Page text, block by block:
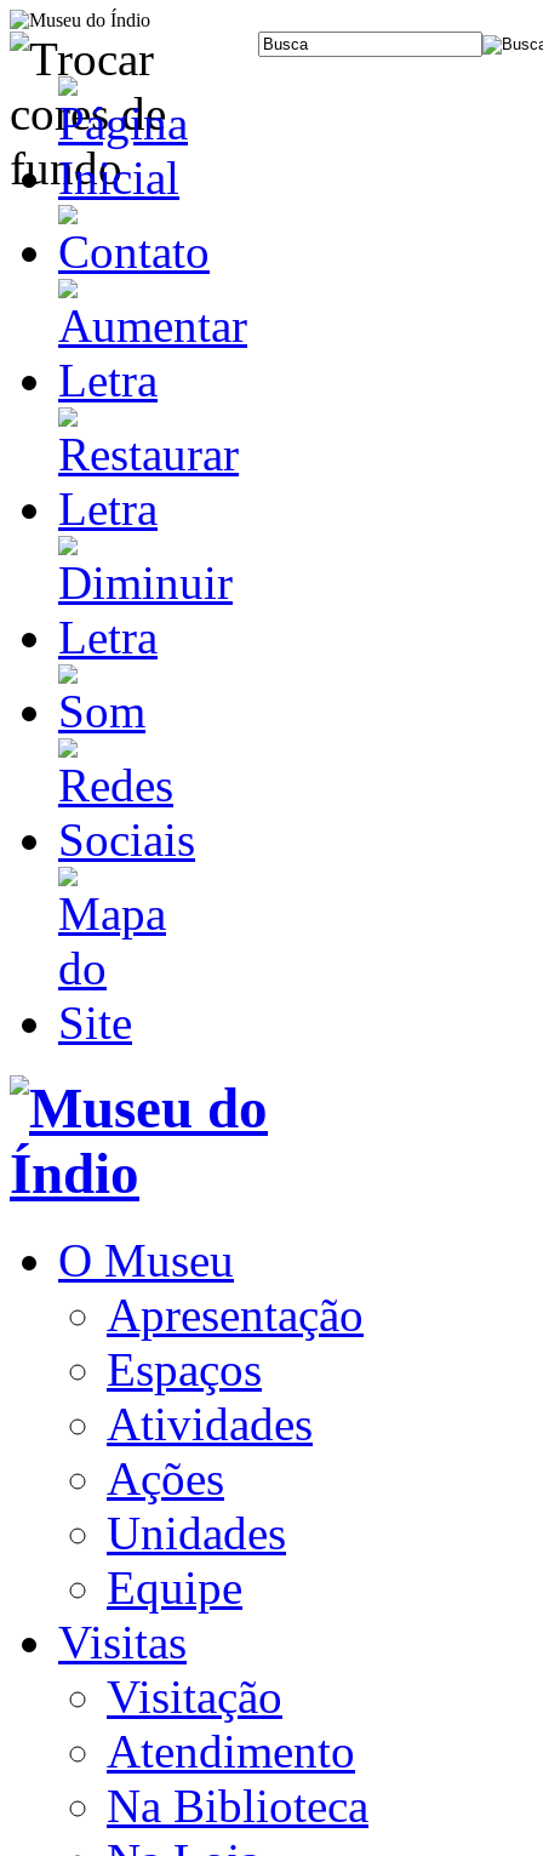
O Museu
Apresentação
Espaços
Atividades
Ações
Unidades
Equipe
Visitas
Visitação
Atendimento
Na Biblioteca